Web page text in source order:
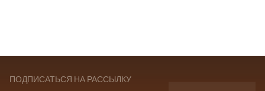
ПОДПИСАТЬСЯ НА РАССЫЛКУ